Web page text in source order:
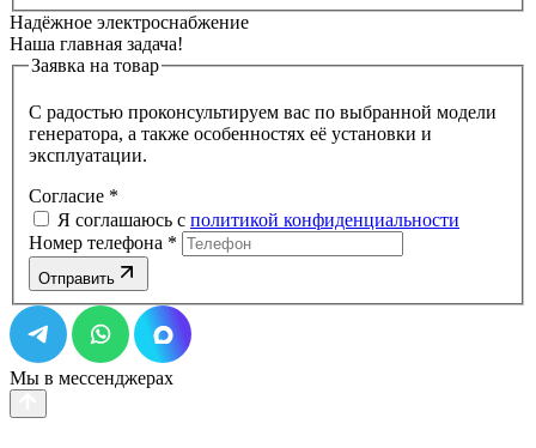
Надёжное электроснабжение
Наша главная задача!
Заявка на товар
С радостью проконсультируем вас по выбранной модели
генератора, а также особенностях её установки и
эксплуатации.
Согласие *
Я соглашаюсь с политикой конфиденциальности
Номер телефона *
Отправить
Мы в мессенджерах